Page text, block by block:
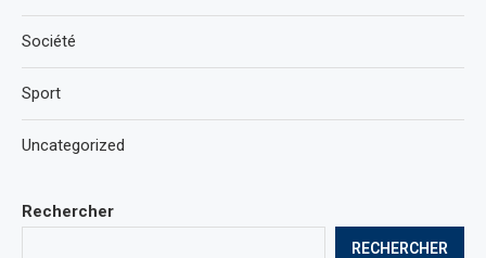
Rechercher
RECHERCHER
Société
Sport
Uncategorized